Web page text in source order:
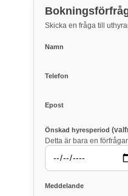
Skicka en fråga till
Namn
Telefon
Epost
Önskad hyresperiod
Detta är bara en
Meddelande